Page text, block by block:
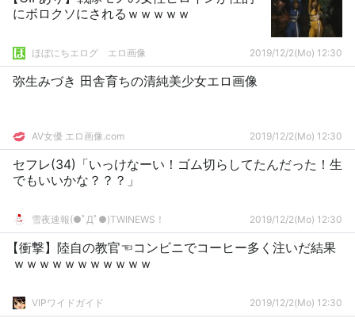
にボロクソにされるｗｗｗｗｗ
ほぼにちエログ エロ画像 2019/12/2(Mo) 12:30
弥生みづき 田舎育ちの清純美少女エロ画像
AV女優 エロ画像.com 2019/12/2(Mo) 12:30
セフレ(34)「いっけなーい！ゴム切らしてたんだった！生
でもいいかな？？？」
雪夜速報(●ﾟДﾟ●)TWINEWS！ 2019/12/2(Mo) 12:30
【衝撃】陸自の教官☜コンビニでコーヒー多く注いだ結果
ｗｗｗｗｗｗｗｗｗｗｗ
VIPワイドガイド 2019/12/2(Mo) 12:30